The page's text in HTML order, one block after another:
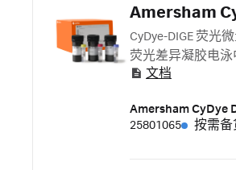
Amersham
CyDye-DIGE 荧光
荧光差异凝胶电泳
文档
Amersham CyDye
25801065
按需备